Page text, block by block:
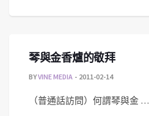
琴與金香爐的敬拜
BYVINE MEDIA 2011-02-14
（普通話訪問）何謂琴與金 …